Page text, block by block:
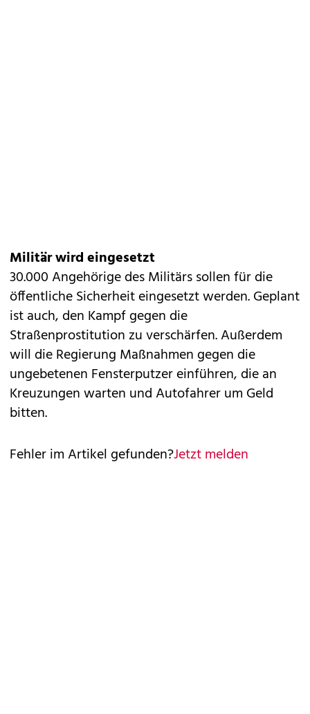
Militär wird eingesetzt
30.000 Angehörige des Militärs sollen für die
öffentliche Sicherheit eingesetzt werden. Geplant
ist auch, den Kampf gegen die
Straßenprostitution zu verschärfen. Außerdem
will die Regierung Maßnahmen gegen die
ungebetenen Fensterputzer einführen, die an
Kreuzungen warten und Autofahrer um Geld
bitten.
Fehler im Artikel gefunden?Jetzt melden